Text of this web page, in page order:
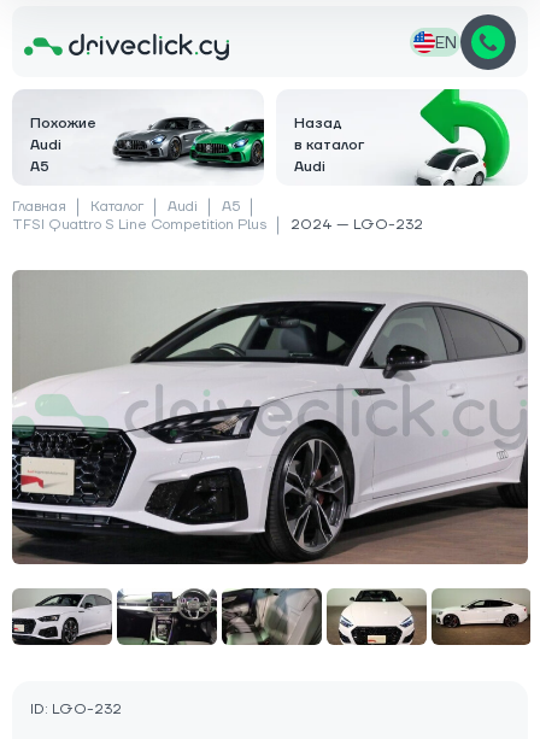
EN
Похожие
Audi
A5
Назад
в каталог
Audi
Главная Каталог Audi
A5
TFSI Quattro S Line Competition Plus
2024 — LGO-232
ID: LGO-232